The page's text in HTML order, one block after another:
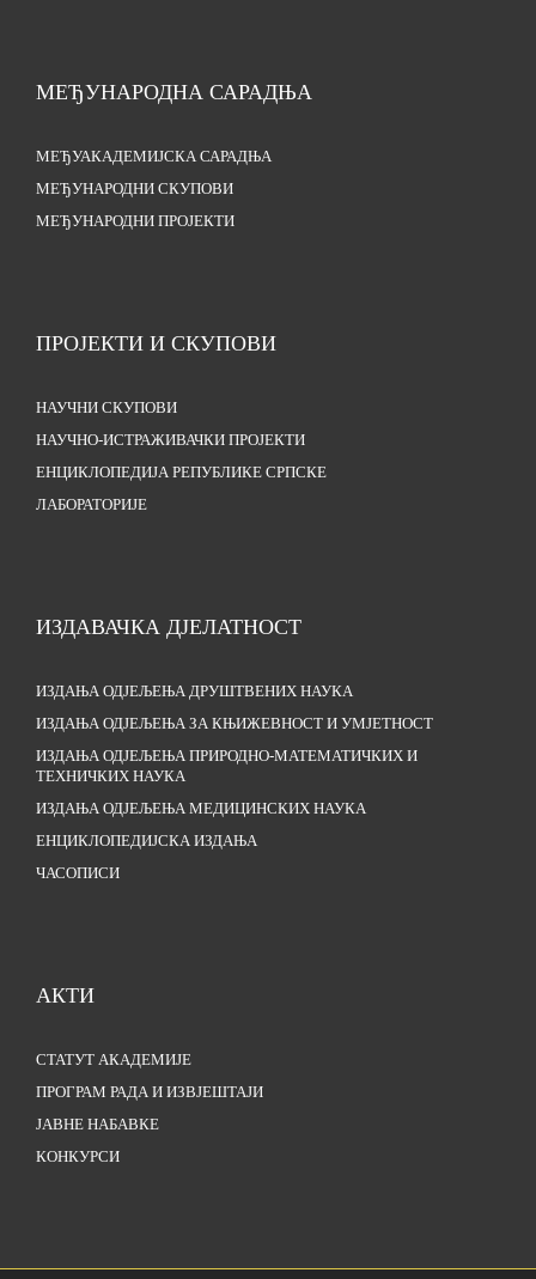
МЕЂУНАРОДНА САРАДЊА
МЕЂУАКАДЕМИЈСКА САРАДЊА
МЕЂУНАРОДНИ СКУПОВИ
МЕЂУНАРОДНИ ПРОЈЕКТИ
ПРОЈЕКТИ И СКУПОВИ
НАУЧНИ СКУПОВИ
НАУЧНО-ИСТРАЖИВАЧКИ ПРОЈЕКТИ
ЕНЦИКЛОПЕДИЈА РЕПУБЛИКЕ СРПСКЕ
ЛАБОРАТОРИЈЕ
ИЗДАВАЧКА ДЈЕЛАТНОСТ
ИЗДАЊА ОДЈЕЉЕЊА ДРУШТВЕНИХ НАУКА
ИЗДАЊА ОДЈЕЉЕЊА ЗА КЊИЖЕВНОСТ И УМЈЕТНОСТ
ИЗДАЊА ОДЈЕЉЕЊА ПРИРОДНО-МАТЕМАТИЧКИХ И
ТЕХНИЧКИХ НАУКА
ИЗДАЊА ОДЈЕЉЕЊА МЕДИЦИНСКИХ НАУКА
ЕНЦИКЛОПЕДИЈСКА ИЗДАЊА
ЧАСОПИСИ
АКТИ
СТАТУТ АКАДЕМИЈЕ
ПРОГРАМ РАДА И ИЗВЈЕШТАЈИ
ЈАВНЕ НАБАВКЕ
КОНКУРСИ